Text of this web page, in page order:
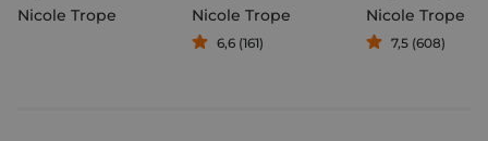
Nicole Trope
Nicole Trope
6,6 (161)
Nicole Trope
7,5 (608)